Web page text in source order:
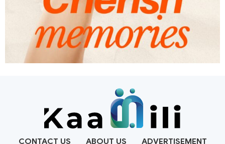
CONTACT US ABOUT US ADVERTISEMENT